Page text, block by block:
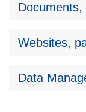
Websites,
Data